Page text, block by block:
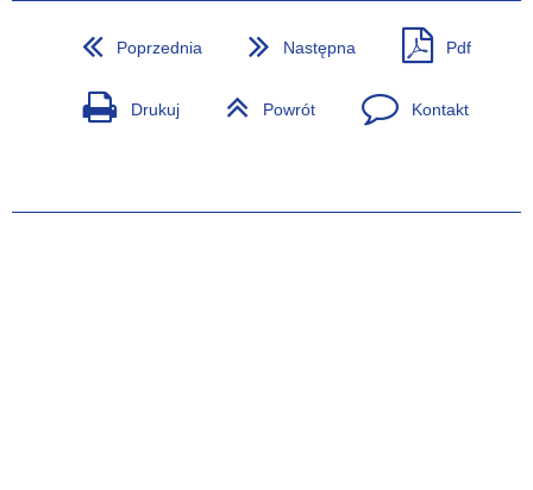
Poprzednia Następna Pdf
Drukuj Powrót Kontakt